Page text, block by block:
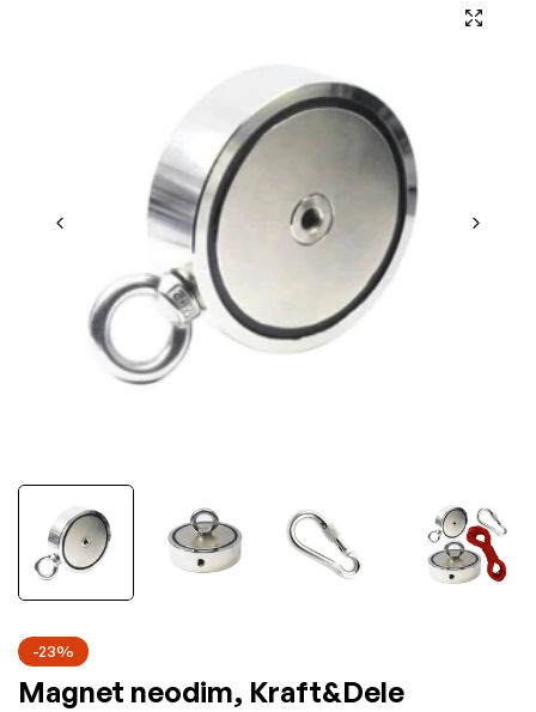
-23%
Magnet neodim, Kraft&Dele